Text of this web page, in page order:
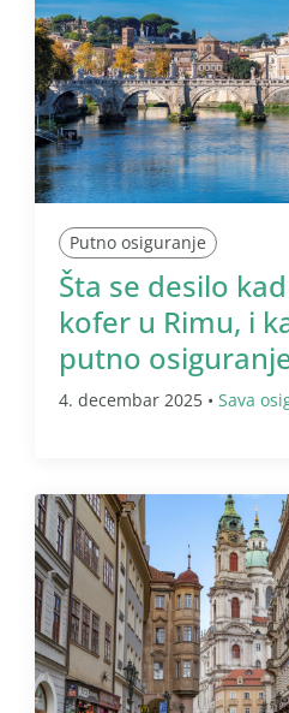
Putno osiguranje
Šta se desilo
kofer u Rimu, i
putno
4. decembar 2025 • Sava